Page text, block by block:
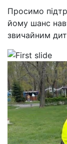
Просимо
йому шанс
звичайним